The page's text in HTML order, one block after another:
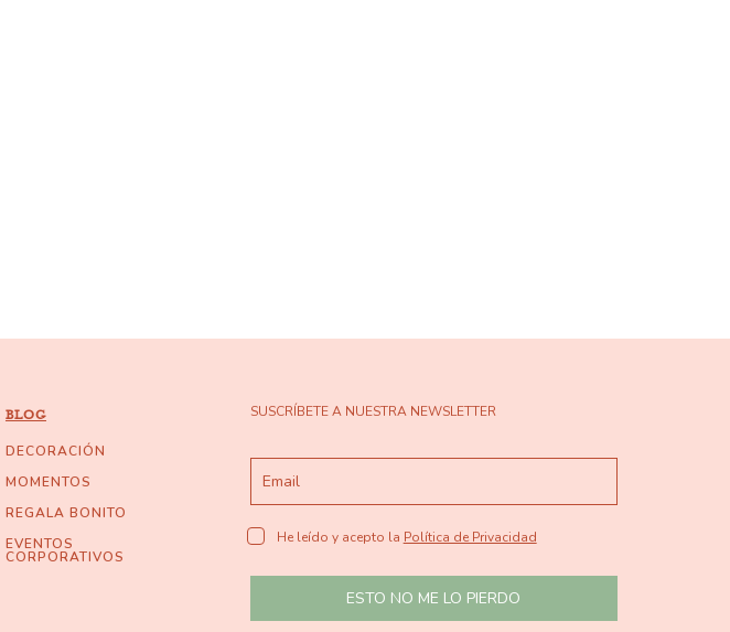
BLOG
DECORACIÓN
MOMENTOS
REGALA BONITO
EVENTOS
CORPORATIVOS
SUSCRÍBETE A NUESTRA NEWSLETTER
He leído y acepto la Política de Privacidad
ESTO NO ME LO PIERDO